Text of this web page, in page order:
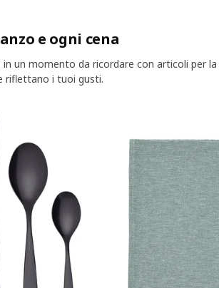
e ogni cena
un momento da ricordare con articoli per la
riflettano i tuoi gusti.